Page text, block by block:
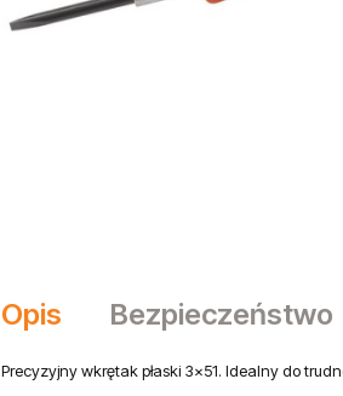
Opis Bezpieczeństwo
Precyzyjny wkrętak płaski 3x51. Idealny do